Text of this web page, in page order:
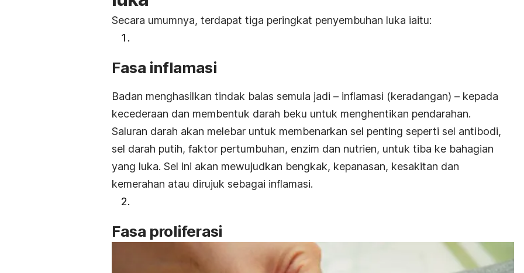
Secara umumnya, terdapat tiga peringkat penyembuhan luka iaitu:
Fasa inflamasi
Badan menghasilkan tindak balas semula jadi – inflamasi (keradangan) – kepada
kecederaan dan membentuk darah beku untuk menghentikan pendarahan.
Saluran darah akan melebar untuk membenarkan sel penting seperti sel antibodi,
sel darah putih, faktor pertumbuhan, enzim dan nutrien, untuk tiba ke bahagian
yang luka. Sel ini akan mewujudkan bengkak, kepanasan, kesakitan dan
kemerahan atau dirujuk sebagai inflamasi.
Fasa proliferasi